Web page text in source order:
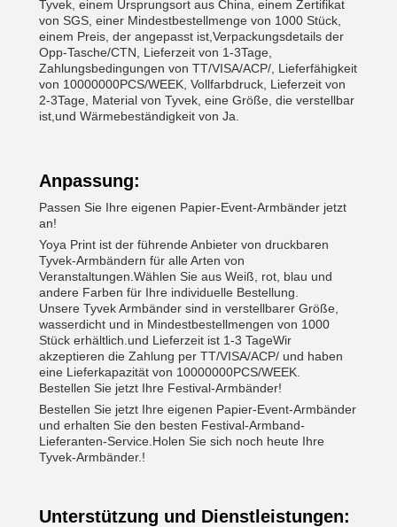
Tyvek, einem Ursprungsort aus China, einem Zertifikat
von SGS, einer Mindestbestellmenge von 1000 Stück,
einem Preis, der angepasst ist,Verpackungsdetails der
Opp-Tasche/CTN, Lieferzeit von 1-3Tage,
Zahlungsbedingungen von TT/VISA/ACP/, Lieferfähigkeit
von 10000000PCS/WEEK, Vollfarbdruck, Lieferzeit von
2-3Tage, Material von Tyvek, eine Größe, die verstellbar
ist,und Wärmebeständigkeit von Ja.
Anpassung:
Passen Sie Ihre eigenen Papier-Event-Armbänder jetzt
an!
Yoya Print ist der führende Anbieter von druckbaren
Tyvek-Armbändern für alle Arten von
Veranstaltungen.Wählen Sie aus Weiß, rot, blau und
andere Farben für Ihre individuelle Bestellung.
Unsere Tyvek Armbänder sind in verstellbarer Größe,
wasserdicht und in Mindestbestellmengen von 1000
Stück erhältlich.und Lieferzeit ist 1-3 TageWir
akzeptieren die Zahlung per TT/VISA/ACP/ und haben
eine Lieferkapazität von 10000000PCS/WEEK.
Bestellen Sie jetzt Ihre Festival-Armbänder!
Bestellen Sie jetzt Ihre eigenen Papier-Event-Armbänder
und erhalten Sie den besten Festival-Armband-
Lieferanten-Service.Holen Sie sich noch heute Ihre
Tyvek-Armbänder.!
Unterstützung und Dienstleistungen: